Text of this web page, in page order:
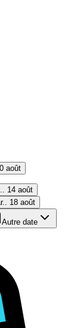
août
14 août
18 août
Autre date